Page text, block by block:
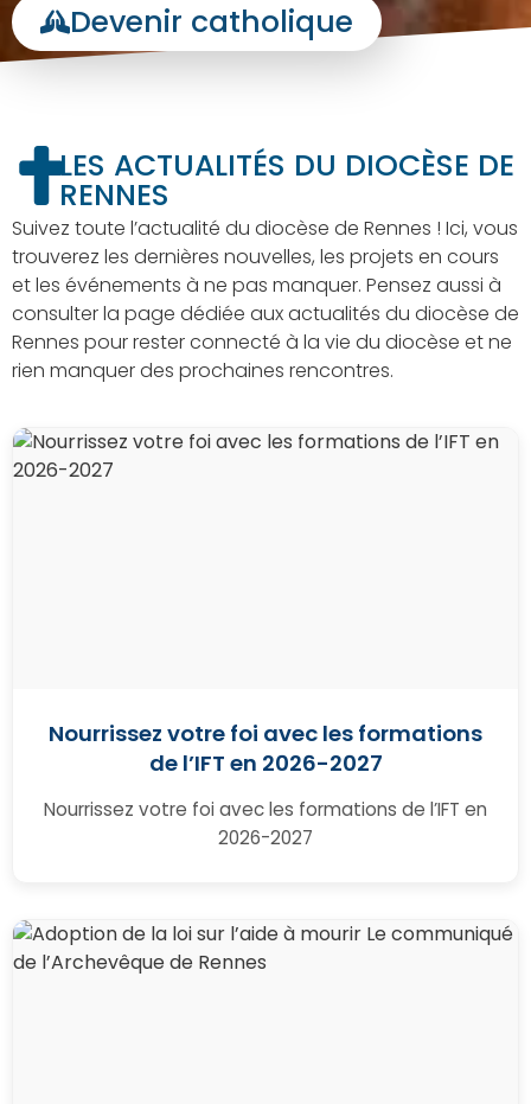
Devenir catholique
LES ACTUALITÉS DU DIOCÈSE DE
RENNES
Suivez toute l’actualité du diocèse de Rennes ! Ici, vous
trouverez les dernières nouvelles, les projets en cours
et les événements à ne pas manquer. Pensez aussi à
consulter la page dédiée aux actualités du diocèse de
Rennes pour rester connecté à la vie du diocèse et ne
rien manquer des prochaines rencontres.
Nourrissez votre foi avec les formations
de l’IFT en 2026-2027
Nourrissez votre foi avec les formations de l’IFT en
2026-2027